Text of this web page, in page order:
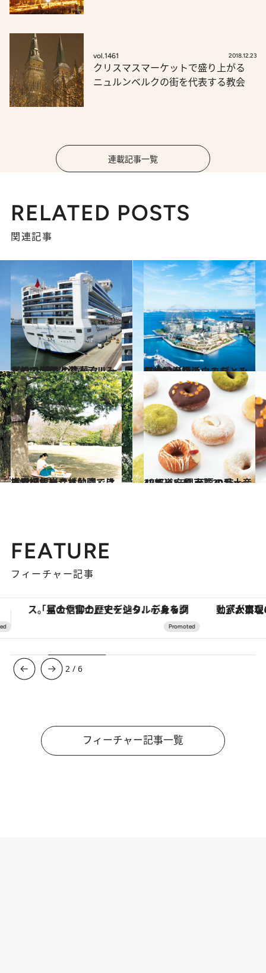
vol.1461 2018.12.23
クリスマスマーケットで盛り上がる
ニュルンベルクの街を代表する教会
連載記事一覧
RELATED POSTS
関連記事
2014.11.25
まるで海の上のホテルみたい！ 憧れの豪華クルーズ船の内部に潜入
旅＆お出かけ 2014.2.24
日本最大級のウエディング施設が横浜・みなとみらいに誕生
旅＆お出かけ
2014.4.13
横浜「根岸森林公園」は人目を気にせず勉強できる穴場
カルチャー 2015.11.30
47都道府県 至福の手土産リスト ～関東篇2015～
グルメ
FEATURE
フィーチャー記事
「大事なのは地域の意識を変えること」。ロレックス賞受賞の自然保護活動家が実現させたナイジェリアの自然環境の復活 【夏限定ディナーコース】旬を
3 /6
フィーチャー記事一覧